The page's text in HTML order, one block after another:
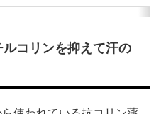
コリンを抑えて汗の